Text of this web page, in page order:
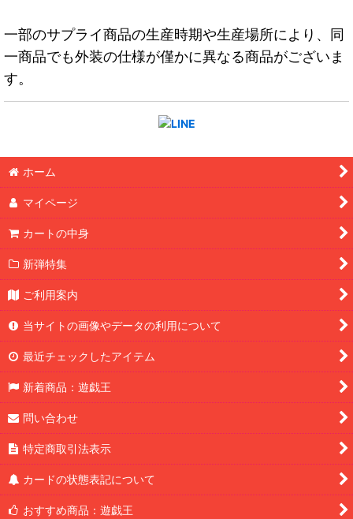
一部のサプライ商品の生産時期や生産場所により、同
一商品でも外装の仕様が僅かに異なる商品がございま
す。
ホーム
マイページ
カートの中身
新弾特集
ご利用案内
当サイトの画像やデータの利用について
最近チェックしたアイテム
新着商品：遊戯王
問い合わせ
特定商取引法表示
カードの状態表記について
おすすめ商品：遊戯王